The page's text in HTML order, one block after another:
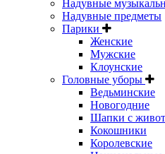
Надувные
Надувные предметы
Парики
Женские
Мужские
Клоунские
Головные уборы
Ведьминские
Новогодние
Шапки с
Кокошники
Королевские